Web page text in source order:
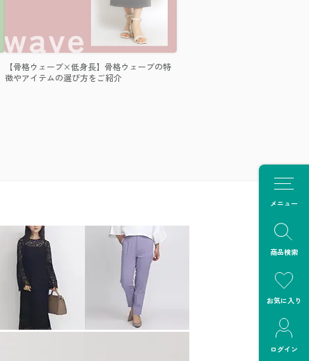
メニュー
商品検索
お気に入り
ログイン
【骨格ウェーブ×低身長】骨格ウェーブの特
徴やアイテムの選び方をご紹介